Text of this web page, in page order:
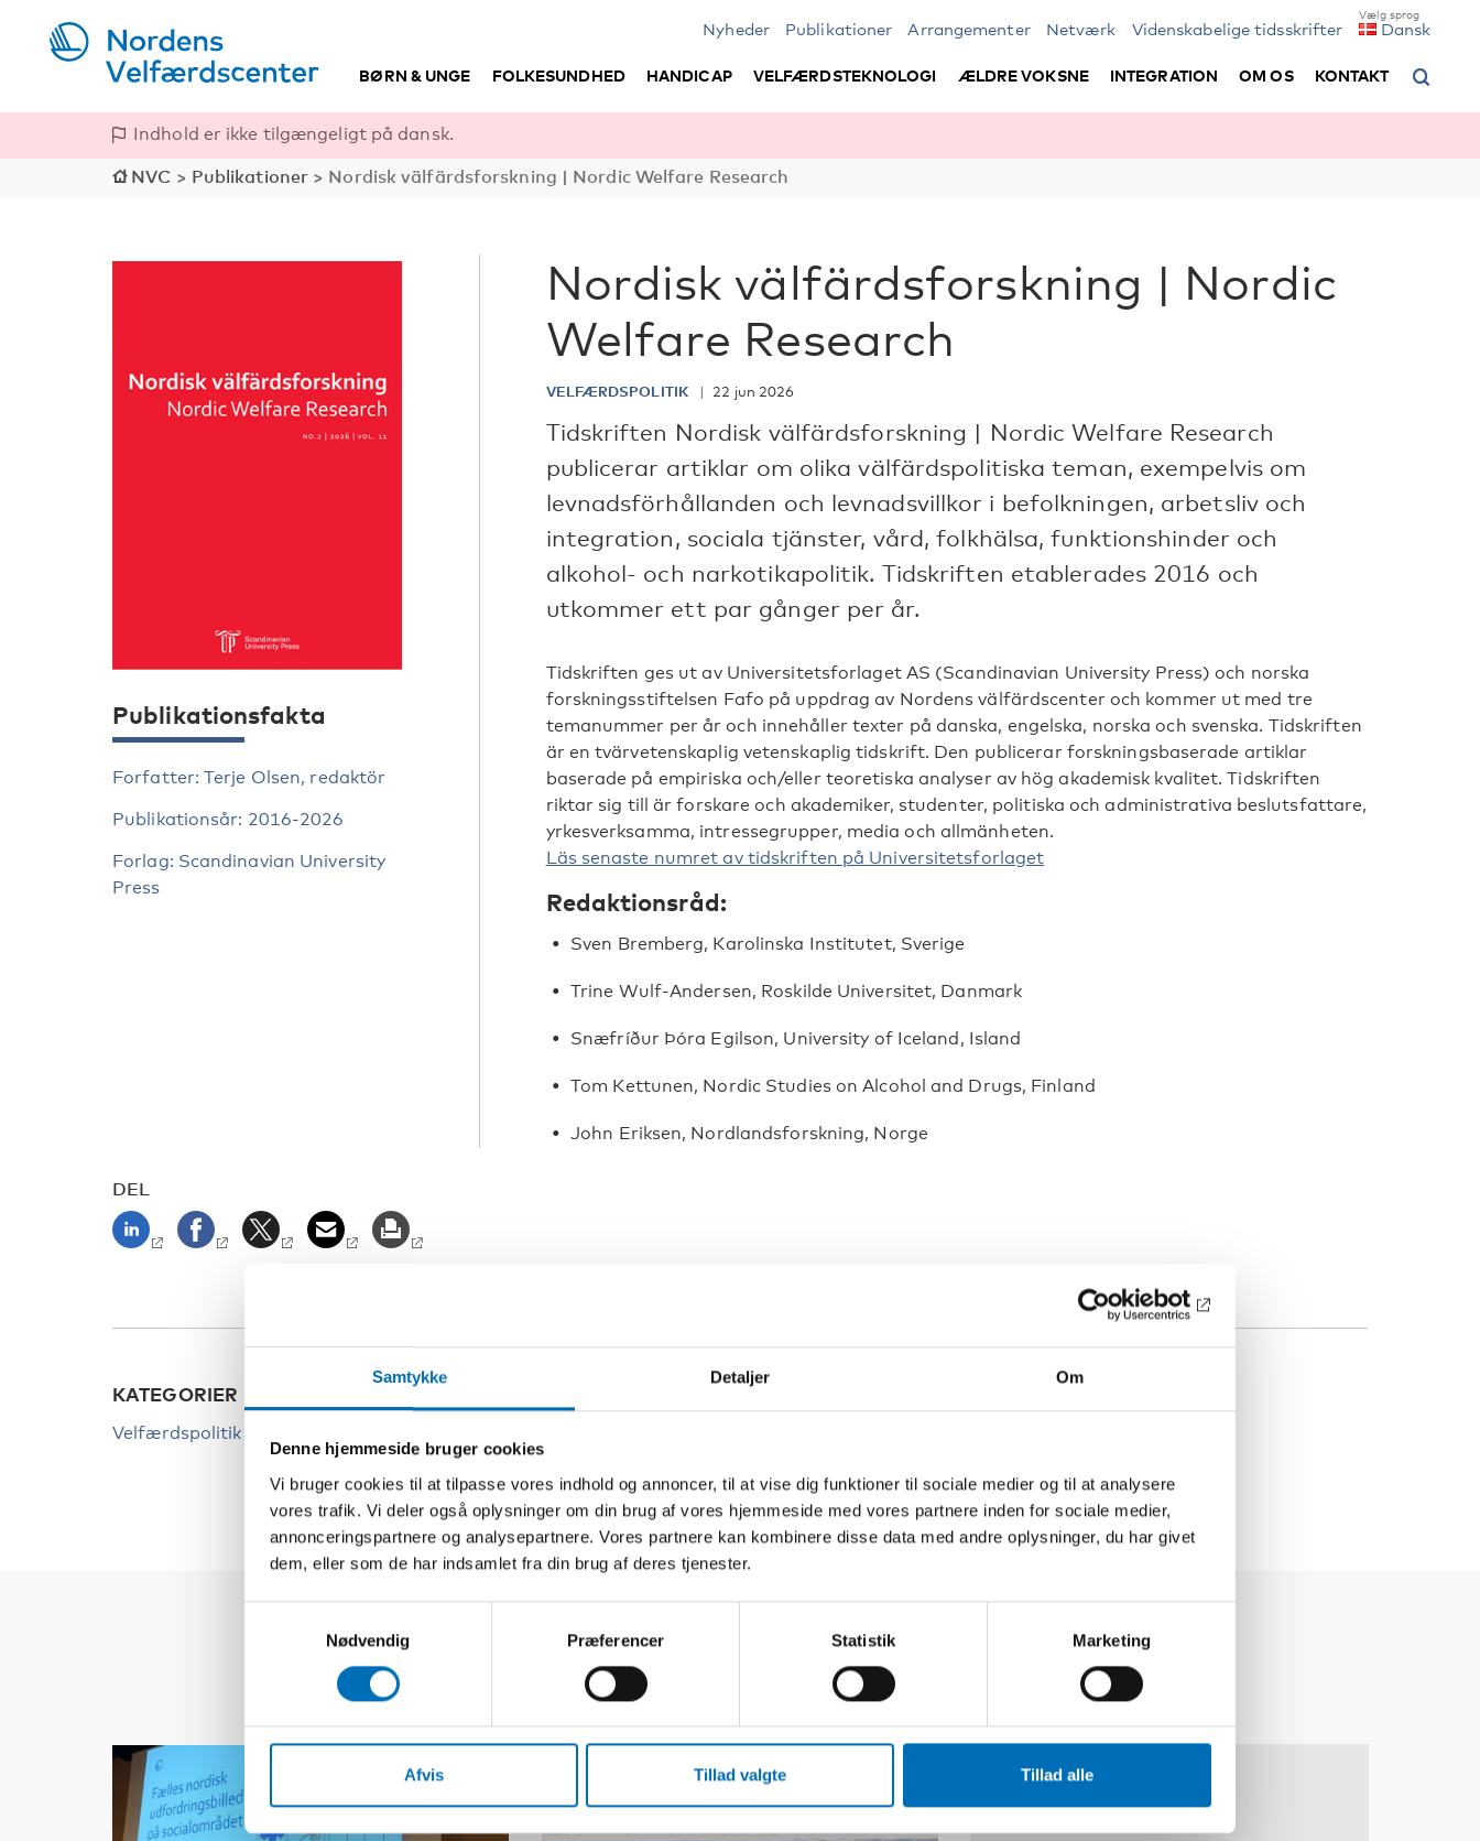
Samtykke Detaljer Om
Denne hjemmeside bruger cookies
Vi bruger cookies til at tilpasse vores indhold og annoncer, til at vise dig funktioner til sociale medier og til at analysere
vores trafik. Vi deler også oplysninger om din brug af vores hjemmeside med vores partnere inden for sociale medier,
annonceringspartnere og analysepartnere. Vores partnere kan kombinere disse data med andre oplysninger, du har givet
dem, eller som de har indsamlet fra din brug af deres tjenester.
Nødvendig
Præferencer Statistik Marketing
Afvis Tillad valgte Tillad alle
Nyheder Publikationer Arrangementer Netværk Videnskabelige tidsskrifter Dansk
BØRN & UNGE FOLKESUNDHED HANDICAP VELFÆRDSTEKNOLOGI ÆLDRE VOKSNE INTEGRATION OM OS KONTAKT
Indhold er ikke tilgængeligt på dansk.
NVC > Publikationer > Nordisk välfärdsforskning | Nordic Welfare Research
Nordisk välfärdsforskning | Nordic
Welfare Research
VELFÆRDSPOLITIK 22 jun 2026
Tidskriften Nordisk välfärdsforskning | Nordic Welfare Research
publicerar artiklar om olika välfärdspolitiska teman, exempelvis om
levnadsförhållanden och levnadsvillkor i befolkningen, arbetsliv och
integration, sociala tjänster, vård, folkhälsa, funktionshinder och
alkohol- och narkotikapolitik. Tidskriften etablerades 2016 och
utkommer ett par gånger per år.
Tidskriften ges ut av Universitetsforlaget AS (Scandinavian University Press) och norska
forskningsstiftelsen Fafo på uppdrag av Nordens välfärdscenter och kommer ut med tre
temanummer per år och innehåller texter på danska, engelska, norska och svenska. Tidskriften
är en tvärvetenskaplig vetenskaplig tidskrift. Den publicerar forskningsbaserade artiklar
baserade på empiriska och/eller teoretiska analyser av hög akademisk kvalitet. Tidskriften
riktar sig till är forskare och akademiker, studenter, politiska och administrativa beslutsfattare,
yrkesverksamma, intressegrupper, media och allmänheten.
Läs senaste numret av tidskriften på Universitetsforlaget
Redaktionsråd:
Sven Bremberg, Karolinska Institutet, Sverige
Trine Wulf-Andersen, Roskilde Universitet, Danmark
Snæfríður Þóra Egilson, University of Iceland, Island
Tom Kettunen, Nordic Studies on Alcohol and Drugs, Finland
John Eriksen, Nordlandsforskning, Norge
Publikationsfakta
Forfatter: Terje Olsen, redaktör
Publikationsår: 2016-2026
Forlag: Scandinavian University
Press
DEL
KATEGORIER
Velfærdspolitik
Relateret indhold